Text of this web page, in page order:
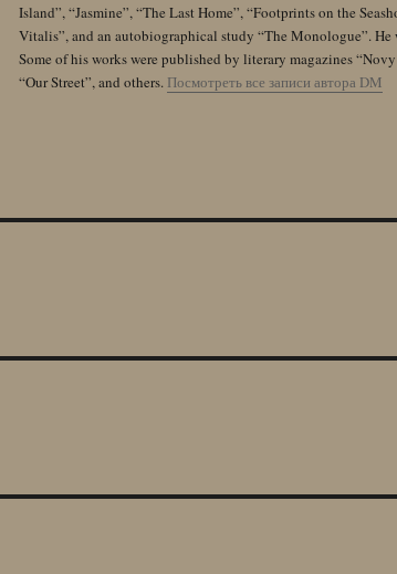
Island”, “Jasmine”, “The Last Home”, “Footprints on the
Vitalis”, and an autobiographical study “The Monologue”. He
Some of his works were published by literary magazines
“Our Street”, and others. Посмотреть все записи автора DM